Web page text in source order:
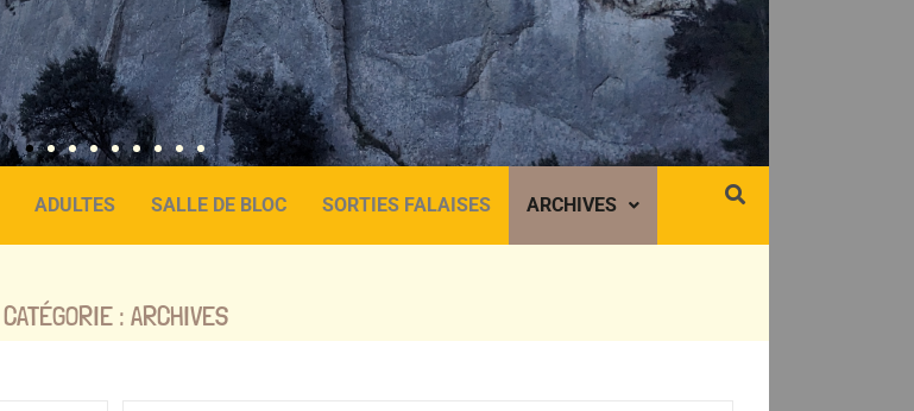
ADULTES SALLE DE BLOC SORTIES FALAISES ARCHIVES
CATÉGORIE : ARCHIVES